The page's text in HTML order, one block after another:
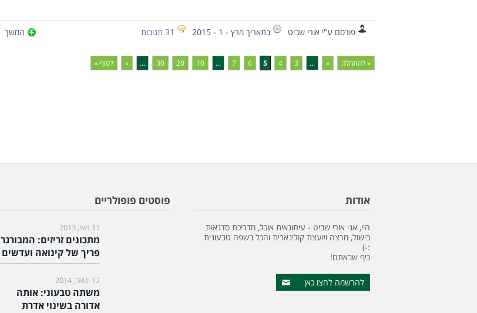
פורסם ע"י אורי שביט בתאריך מרץ - 1 - 2015 31 תגובות המשך
« להתחלה «
...
3
4
5
6
7
...
10
20
30
...
» לסוף »
אודות
היי, אני אורי שביט - עיתונאית אוכל, מדריכת סדנאות
בישול, מרצה ויועצת קולינארית והכל בשפה טבעונית
:-)
כיף שבאתם!
להרשמה לחצו כאן
פוסטים פופולריים
11 מאי, 2013
מתכונים זריזים: המבורגר
פריך של קינואה ועדשים
12 ינואר, 2014
משתה טבעוני: אותה
אדורה בשינוי אדרת